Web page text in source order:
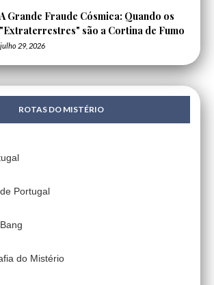
A Grande Fraude Cósmica: Quando os
"Extraterrestres" são a Cortina de Fumo
julho 29, 2026
ROTAS DO MISTÉRIO
Portugal
do Mistério